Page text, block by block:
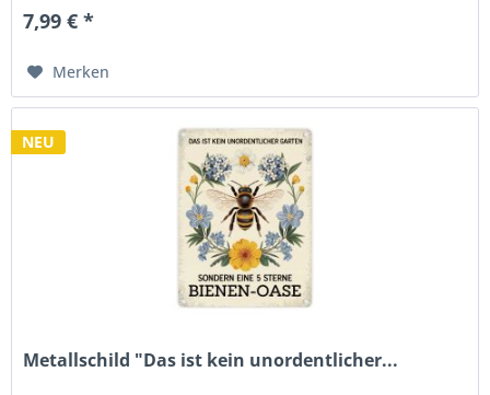
7,99 € *
Merken
NEU
Metallschild "Das ist kein unordentlicher...